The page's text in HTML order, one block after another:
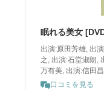
眠れる美女
出演:原田芳雄, 出
之, 出演:石堂淑朗,
万有美, 出演:信田
口コミを見る